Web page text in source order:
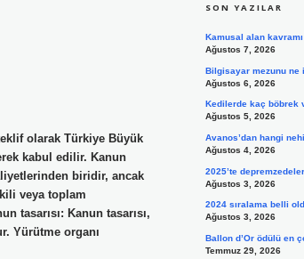
olarak Türkiye Büyük
kabul edilir. Kanun
biridir, ancak
veya toplam
tasarısı: Kanun tasarısı,
Yürütme organı
SON YAZILAR
Kamusal alan
Ağustos 7, 2026
Bilgisayar mezunu ne
Ağustos 6, 2026
Kedilerde kaç böbrek
Ağustos 5, 2026
Avanos’dan hangi
Ağustos 4, 2026
2025’te
Ağustos 3, 2026
2024 sıralama belli
Ağustos 3, 2026
Ballon d’Or ödülü en
Temmuz 29, 2026